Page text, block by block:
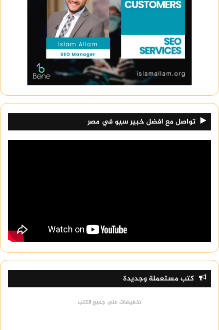
مكتب شغالات في القاهرة
منطقة القاهرة الكبرى هي أكثر المناطق التي تحتوي
على مكاتب شغالات نظراً للكثافة السكانية العالية،
واحتياج العديد من الأسر لهذه الخدمات، مكتب باريس
ستار هو أحد المكاتب البارزة في هذه المنطقة.
يتخصص المكتب في توفير خادمات من مختلف
الجنسيات، مثل الفلبين وإثيوبيا، مع ضمان
تدريبهن على أحدث أساليب العمل المنزلي.
يتم اختيار مربيات أطفال تتمتع بالكفاءة والخبرة
متوازنة وسائقين محترفين.
يتميز مكتب باريس ستار بتقديم خدماته مع
ضمانات قانونية شاملة، مما يضمن للعملاء استلام
الخدمة المطلوبة بأعلى درجات الأمان والموثوقية.
مكتب شغالات في الشيخ زايد
تواصل مع افضل خبير سيو في مصر
كتب مستعملة وجديدة
تخفيضات على جميع الكتب